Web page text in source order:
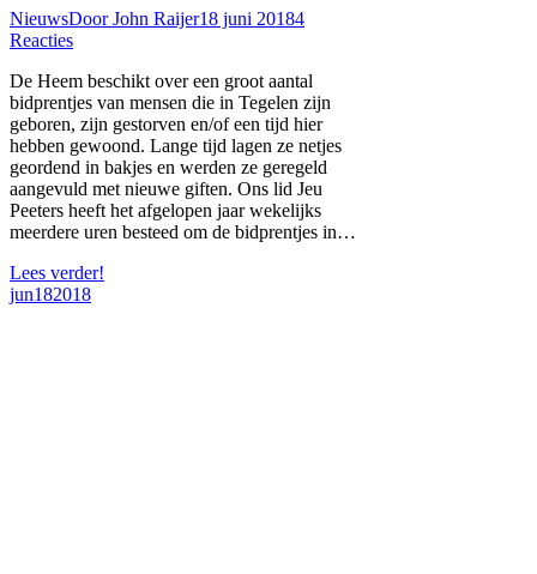
NieuwsDoorJohn Raijer18 juni 20184
Reacties
De Heem beschikt over een groot aantal
bidprentjes van mensen die in Tegelen zijn
geboren, zijn gestorven en/of een tijd hier
hebben gewoond. Lange tijd lagen ze netjes
geordend in bakjes en werden ze geregeld
aangevuld met nieuwe giften. Ons lid Jeu
Peeters heeft het afgelopen jaar wekelijks
meerdere uren besteed om de bidprentjes in…
Lees verder!
jun182018